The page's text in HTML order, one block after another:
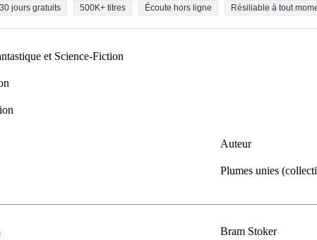
30 jours gratuits 500K+ titres Écoute hors ligne Résiliable à tout
et Science-Fiction
Auteur
Plumes unies
Bram Stoker